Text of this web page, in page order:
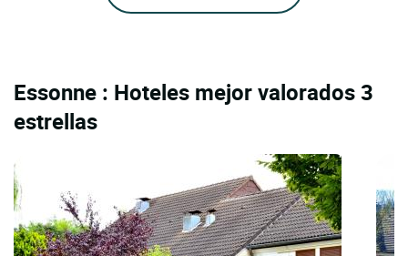
Essonne : Hoteles mejor valorados 3
estrellas